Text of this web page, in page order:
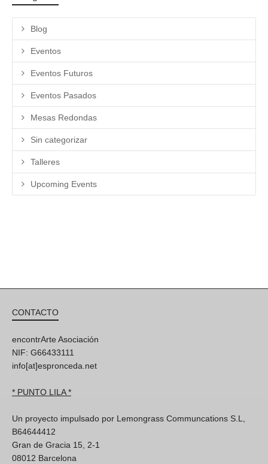
Blog
Eventos
Eventos Futuros
Eventos Pasados
Mesas Redondas
Sin categorizar
Talleres
Upcoming Events
CONTACTO
encontrArte Asociación
NIF: G66433111
info[at]espronceda.net
* PUNTO LILA *
Un proyecto impulsado por Lemongrass Communcations S.L,
B64644412
Gran de Gracia 15, 2-1
08012 Barcelona